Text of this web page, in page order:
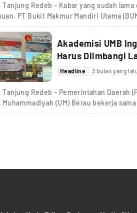
Tanjung Redeb – Kabar yang sudah
PT Bukit Makmur Mandiri Utama
Akademisi UMB
Harus Diimbangi
Headline 3 bulan yang
Tanjung Redeb – Pemerintahan Daerah
(UM) Berau bekerja